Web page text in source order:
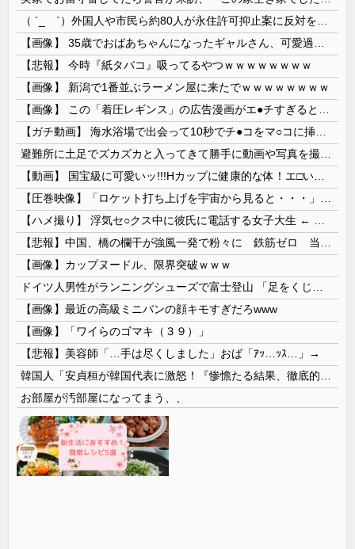
【悲報】 今時『紙タバコ』吸ってるやつｗｗｗｗｗｗｗｗ
【画像】 新潟で1番並ぶラーメン屋に来たでｗｗｗｗｗｗｗｗ
【画像】カップヌードル、限界突破ｗｗｗ
【画像】最近の高級ミニバンの顔キモすぎだろwww
【画像】「ワイらのゴマキ（３９）」
【悲報】美容師「…手は尽くしました」おば「ｱｯ…ｯｽ…」→
お部屋が汚部屋になってまう、、